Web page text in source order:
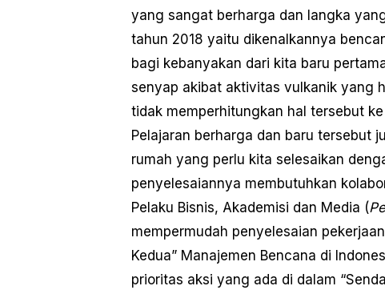
yang sangat berharga dan langka
tahun 2018 yaitu dikenalkannya
bagi kebanyakan dari kita baru
senyap akibat aktivitas vulkanik yang
tidak memperhitungkan hal tersebut
Pelajaran berharga dan baru tersebut
rumah yang perlu kita selesaikan
penyelesaiannya membutuhkan
Pelaku Bisnis, Akademisi dan Media (
mempermudah penyelesaian
Kedua” Manajemen Bencana di
prioritas aksi yang ada di dalam